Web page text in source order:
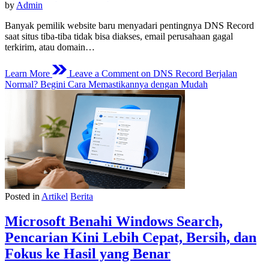
by Admin
Banyak pemilik website baru menyadari pentingnya DNS Record
saat situs tiba-tiba tidak bisa diakses, email perusahaan gagal
terkirim, atau domain…
Learn More Leave a Comment on DNS Record Berjalan
Normal? Begini Cara Memastikannya dengan Mudah
Posted in Artikel Berita
Microsoft Benahi Windows Search,
Pencarian Kini Lebih Cepat, Bersih, dan
Fokus ke Hasil yang Benar